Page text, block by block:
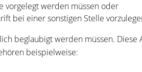
vorgelegt werden müssen oder
bei einer sonstigen Stelle
beglaubigt werden müssen.
beispielweise: